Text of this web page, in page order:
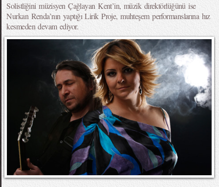
Solistliğini müzisyen Çağlayan Kent’in, müzik direktörlüğünü ise
Nurkan Renda’nın yaptığı Lirik Proje, muhteşem performanslarına hız
kesmeden devam ediyor.